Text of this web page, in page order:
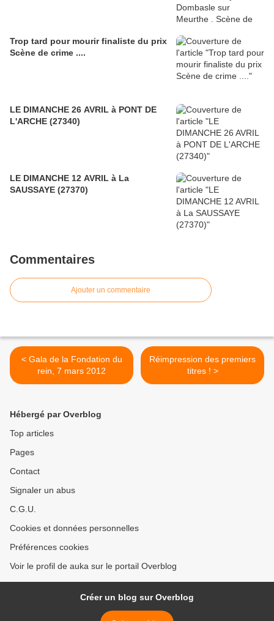
Trop tard pour mourir finaliste du prix
Scène de crime ....
LE DIMANCHE 26 AVRIL à PONT DE
L'ARCHE (27340)
LE DIMANCHE 12 AVRIL à La
SAUSSAYE (27370)
Commentaires
Ajouter un commentaire
< Gala de la Fondation du
rein, 7 mars 2012
Réimpression des premiers
titres ! >
Hébergé par Overblog
Top articles
Pages
Contact
Signaler un abus
C.G.U.
Cookies et données personnelles
Préférences cookies
Voir le profil de auka sur le portail Overblog
Créer un blog sur Overblog